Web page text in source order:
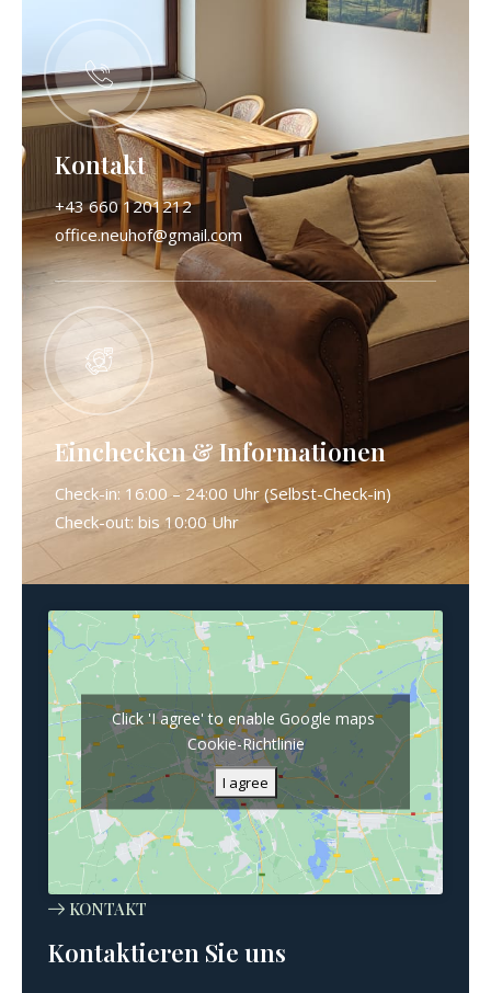
Kontakt
+43 660 1201212
office.neuhof@gmail.com
Einchecken & Informationen
Check-in: 16:00 – 24:00 Uhr (Selbst-Check-in)
Check-out: bis 10:00 Uhr
Click 'I agree' to enable Google maps
Cookie-Richtlinie
I agree
KONTAKT
Kontaktieren Sie uns